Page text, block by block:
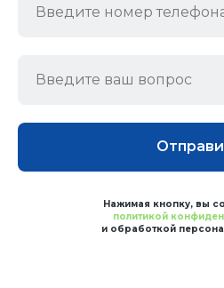
Нажимая кнопку, вы
политикой
и обработкой